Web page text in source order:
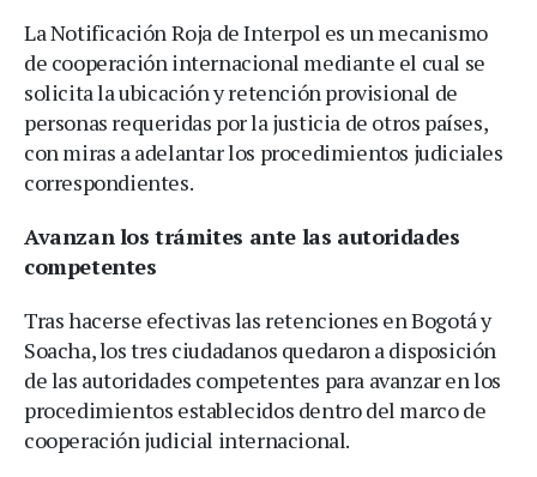
La Notificación Roja de Interpol es un mecanismo
de cooperación internacional mediante el cual se
solicita la ubicación y retención provisional de
personas requeridas por la justicia de otros países,
con miras a adelantar los procedimientos judiciales
correspondientes.
Avanzan los trámites ante las autoridades
competentes
Tras hacerse efectivas las retenciones en Bogotá y
Soacha, los tres ciudadanos quedaron a disposición
de las autoridades competentes para avanzar en los
procedimientos establecidos dentro del marco de
cooperación judicial internacional.